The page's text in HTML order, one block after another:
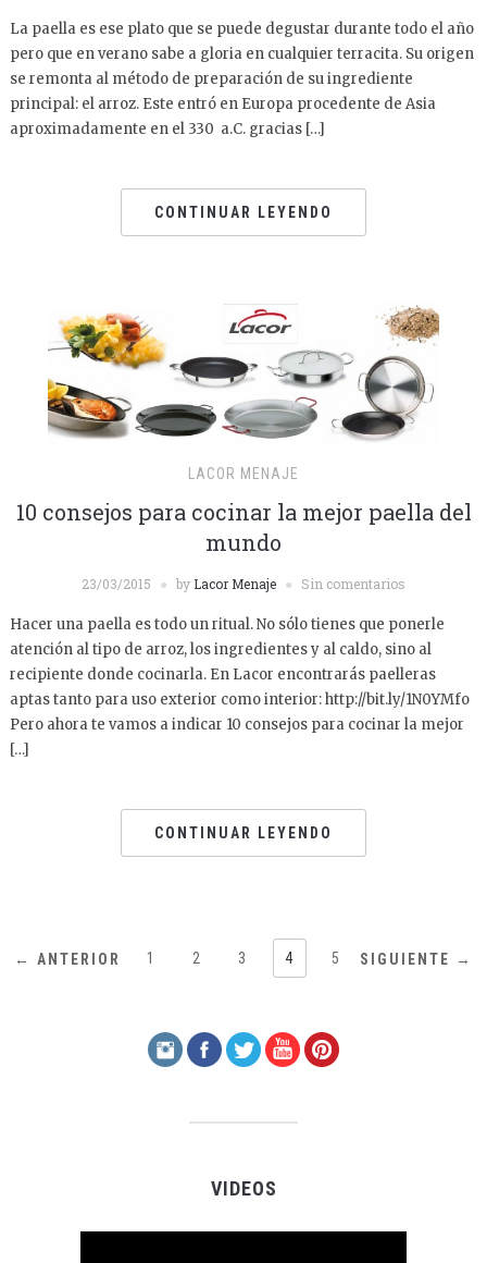
La paella es ese plato que se puede degustar durante todo el año
pero que en verano sabe a gloria en cualquier terracita. Su origen
se remonta al método de preparación de su ingrediente
principal: el arroz. Este entró en Europa procedente de Asia
aproximadamente en el 330 a.C. gracias […]
CONTINUAR LEYENDO
LACOR MENAJE
10 consejos para cocinar la mejor paella del
mundo
23/03/2015 by Lacor Menaje Sin comentarios
Hacer una paella es todo un ritual. No sólo tienes que ponerle
atención al tipo de arroz, los ingredientes y al caldo, sino al
recipiente donde cocinarla. En Lacor encontrarás paelleras
aptas tanto para uso exterior como interior: http://bit.ly/1N0YMfo
Pero ahora te vamos a indicar 10 consejos para cocinar la mejor
[…]
CONTINUAR LEYENDO
← ANTERIOR 1 2 3 4 5 SIGUIENTE →
VIDEOS